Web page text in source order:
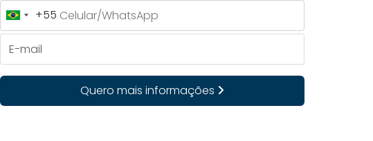
Brazil
+55
+55
Quero mais informações